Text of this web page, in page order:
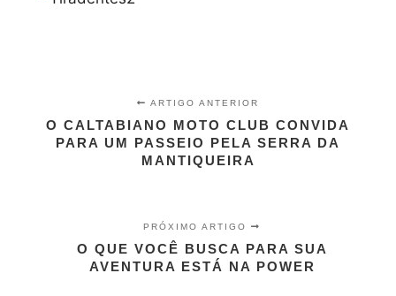
ARTIGO ANTERIOR
O CALTABIANO MOTO CLUB CONVIDA
PARA UM PASSEIO PELA SERRA DA
MANTIQUEIRA
PRÓXIMO ARTIGO
O QUE VOCÊ BUSCA PARA SUA
AVENTURA ESTÁ NA POWER